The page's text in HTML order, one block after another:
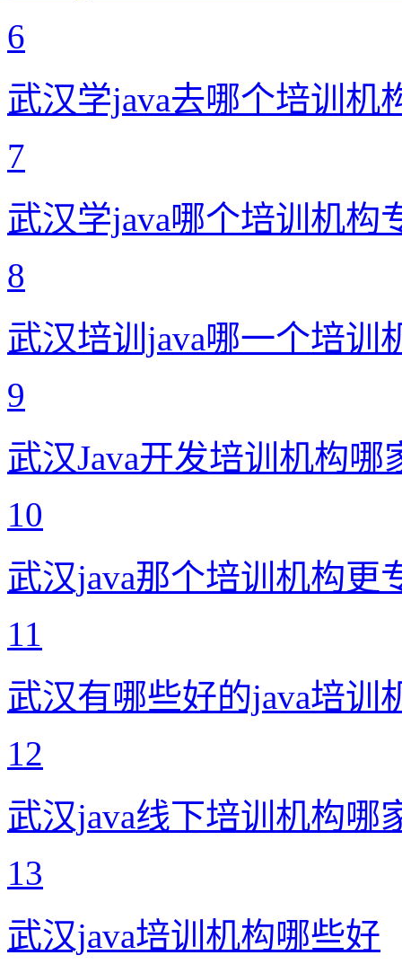
6
武汉学java去哪个培训机
7
武汉学java哪个培训机构
8
武汉培训java哪一个培训
9
武汉Java开发培训机构哪
10
武汉java那个培训机构更
11
武汉有哪些好的java培训
12
武汉java线下培训机构哪
13
武汉java培训机构哪些好